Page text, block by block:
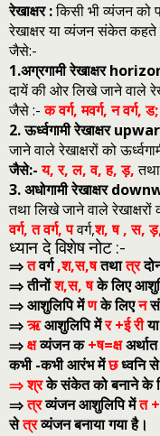
रेखाक्षर :किसी भी व्‍यंजन को
रेखाक्षर या व्‍यंजन संकेत कहते
जैसे:-
1.अग्रगामी रेखाक्षर
दायें की ओर लिखे जाने वाले
जैसे :-क वर्ग, मवर्ग, न वर्ग, ड;
2. ऊर्ध्‍वगामी रेखाक्षर
जाने वाले रेखाक्षरों को
जैसे:- य, र, ल, व, ह, ड़,तथा
3. अधोगामी रेखाक्षर
तथा लिखे जाने वाले रेखाक्षरों
वर्ग, त वर्ग, पवर्ग,श, ष , स,
ध्‍यान दे विशेष नोट :-
⇒तवर्ग,श,स,षतथात्र
⇒ तीनोंश,स, षके लिए
⇒ आशुलिपि मेंणके लिएन
⇒ऋआशुलिपि‍ मेंर +ई री
⇒क्षव्‍यंजन क+ष=क्षअर्थात
कभी -कभी आरंभ मेंछध्‍वनि
⇒ श्रके संकेत को बनाने के
⇒त्रव्‍यंजन आशुलिपि मेंत
सेत्रव्‍यंजन बनाया गया है।